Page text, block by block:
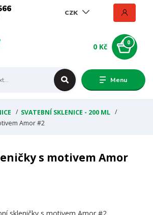
Menu
CZK
0
0 Kč
SVATEBNÍ SKLENICE - 200 ML
Amor #2
s motivem Amor